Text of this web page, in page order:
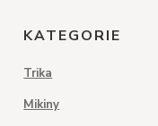
KATEGORIE
Trika
Mikiny